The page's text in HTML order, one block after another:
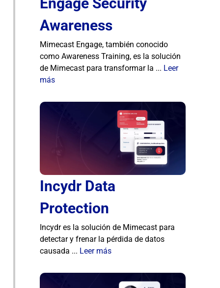
Awareness
Mimecast Engage, también conocido
como Awareness Training, es la solución
de Mimecast para transformar la ... Leer
más
Incydr Data
Protection
Incydr es la solución de Mimecast para
detectar y frenar la pérdida de datos
causada ... Leer más